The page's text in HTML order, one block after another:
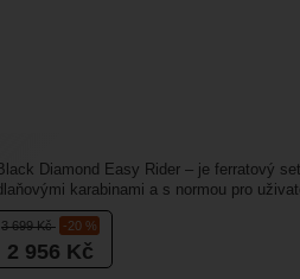
3 699Kč -20 %
2 956 Kč
Diamond Easy Rider – je ferratový
karabinami a s normou pro
40 kg...